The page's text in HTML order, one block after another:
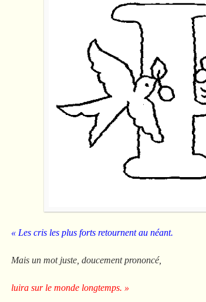
« Les cris les plus forts retournent au néant.
Mais un mot juste, doucement prononcé,
luira sur le monde longtemps. »